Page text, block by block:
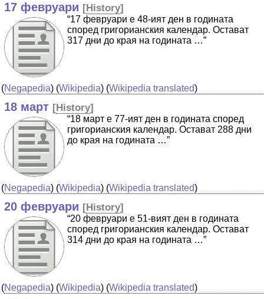
17 февруари [History]
“17 февруари е 48-ият ден в годината
според григорианския календар. Остават
317 дни до края на годината …”
(Negapedia) (Wikipedia) (Wikipedia translated)
18 март [History]
“18 март е 77-ият ден в годината според
григорианския календар. Остават 288 дни
до края на годината …”
(Negapedia) (Wikipedia) (Wikipedia translated)
20 февруари [History]
“20 февруари е 51-вият ден в годината
според григорианския календар. Остават
314 дни до края на годината …”
(Negapedia) (Wikipedia) (Wikipedia translated)